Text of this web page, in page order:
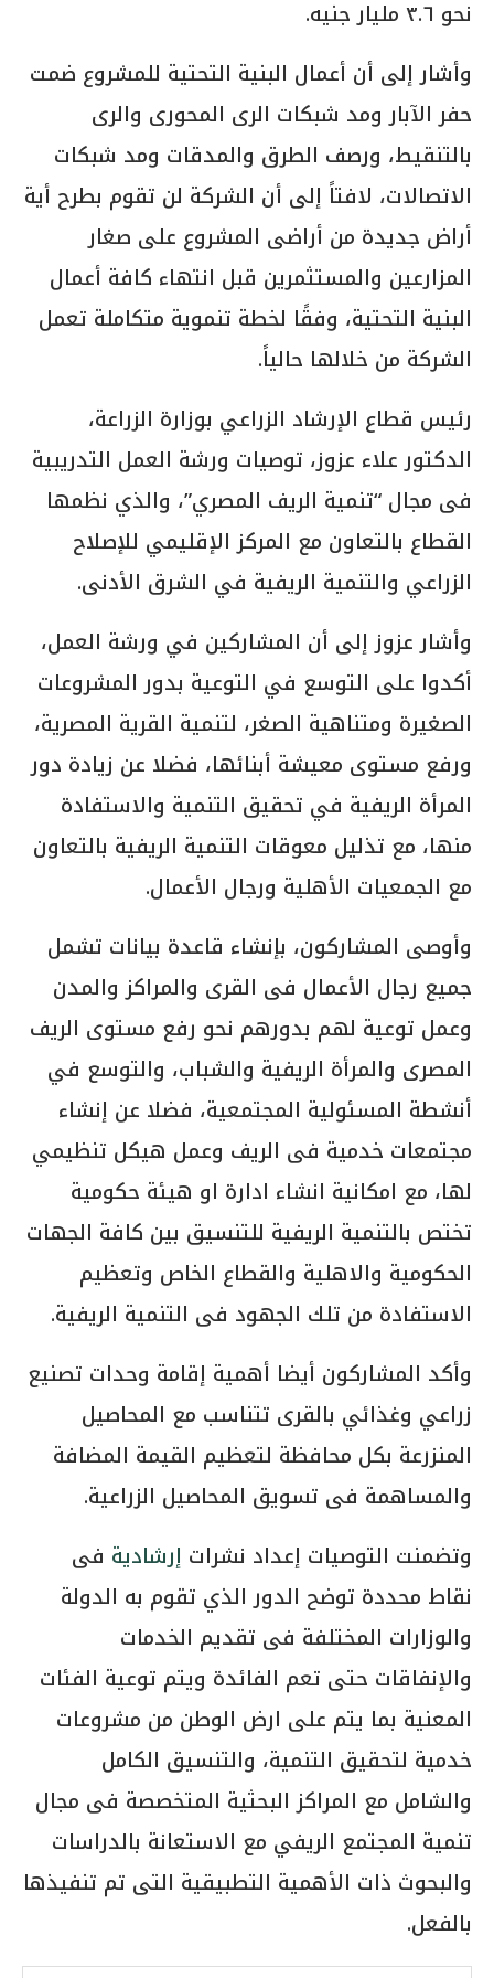
نحو ٣.٦ مليار جنيه.
وأشار إلى أن أعمال البنية التحتية للمشروع ضمت
حفر الآبار ومد شبكات الرى المحورى والرى
بالتنقيط، ورصف الطرق والمدقات ومد شبكات
الاتصالات، لافتاً إلى أن الشركة لن تقوم بطرح أية
أراض جديدة من أراضى المشروع على صغار
المزارعين والمستثمرين قبل انتهاء كافة أعمال
البنية التحتية، وفقًا لخطة تنموية متكاملة تعمل
الشركة من خلالها حالياً.
رئيس قطاع الإرشاد الزراعي بوزارة الزراعة،
الدكتور علاء عزوز، توصيات ورشة العمل التدريبية
فى مجال “تنمية الريف المصري”، والذي نظمها
القطاع بالتعاون مع المركز الإقليمي للإصلاح
الزراعي والتنمية الريفية في الشرق الأدنى.
وأشار عزوز إلى أن المشاركين في ورشة العمل،
أكدوا على التوسع في التوعية بدور المشروعات
الصغيرة ومتناهية الصغر، لتنمية القرية المصرية،
ورفع مستوى معيشة أبنائها، فضلا عن زيادة دور
المرأة الريفية في تحقيق التنمية والاستفادة
منها، مع تذليل معوقات التنمية الريفية بالتعاون
مع الجمعيات الأهلية ورجال الأعمال.
وأوصى المشاركون، بإنشاء قاعدة بيانات تشمل
جميع رجال الأعمال فى القرى والمراكز والمدن
وعمل توعية لهم بدورهم نحو رفع مستوى الريف
المصرى والمرأة الريفية والشباب، والتوسع في
أنشطة المسئولية المجتمعية، فضلا عن إنشاء
مجتمعات خدمية فى الريف وعمل هيكل تنظيمي
لها، مع امكانية انشاء ادارة او هيئة حكومية
تختص بالتنمية الريفية للتنسيق بين كافة الجهات
الحكومية والاهلية والقطاع الخاص وتعظيم
الاستفادة من تلك الجهود فى التنمية الريفية.
وأكد المشاركون أيضا أهمية إقامة وحدات تصنيع
زراعي وغذائي بالقرى تتناسب مع المحاصيل
المنزرعة بكل محافظة لتعظيم القيمة المضافة
والمساهمة فى تسويق المحاصيل الزراعية.
وتضمنت التوصيات إعداد نشرات إرشادية فى
نقاط محددة توضح الدور الذي تقوم به الدولة
والوزارات المختلفة فى تقديم الخدمات
والإنفاقات حتى تعم الفائدة ويتم توعية الفئات
المعنية بما يتم على ارض الوطن من مشروعات
خدمية لتحقيق التنمية، والتنسيق الكامل
والشامل مع المراكز البحثية المتخصصة فى مجال
تنمية المجتمع الريفي مع الاستعانة بالدراسات
والبحوث ذات الأهمية التطبيقية التى تم تنفيذها
بالفعل.